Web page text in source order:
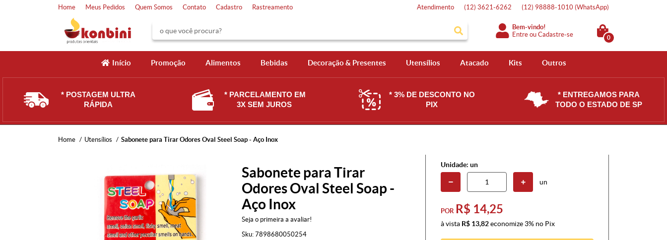
Home Meus Pedidos Quem Somos Contato Cadastro Rastreamento Atendimento (12) 3621-6262 (12) 98888-1010 (WhatsApp)
Bem-vindo!
Entre ouCadastre-se 0
Início Promoção Alimentos Bebidas Decoração & Presentes Utensílios Atacado Kits Outros
* POSTAGEM ULTRA
RÁPIDA
* PARCELAMENTO EM
3X SEM JUROS
* 3% DE DESCONTO NO
PIX
* ENTREGAMOS PARA
TODO O ESTADO DE SP
Home Utensílios Sabonete para Tirar Odores Oval Steel Soap - Aço Inox
Sabonete para Tirar
Odores Oval Steel Soap -
Aço Inox
Seja o primeira a avaliar!
Sku: 7898680050254
Unidade: un
un
POR R$ 14,25
à vista R$ 13,82economize 3% no Pix